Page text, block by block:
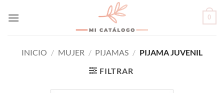
0
INICIO / MUJER / PIJAMAS / PIJAMA JUVENIL
FILTRAR